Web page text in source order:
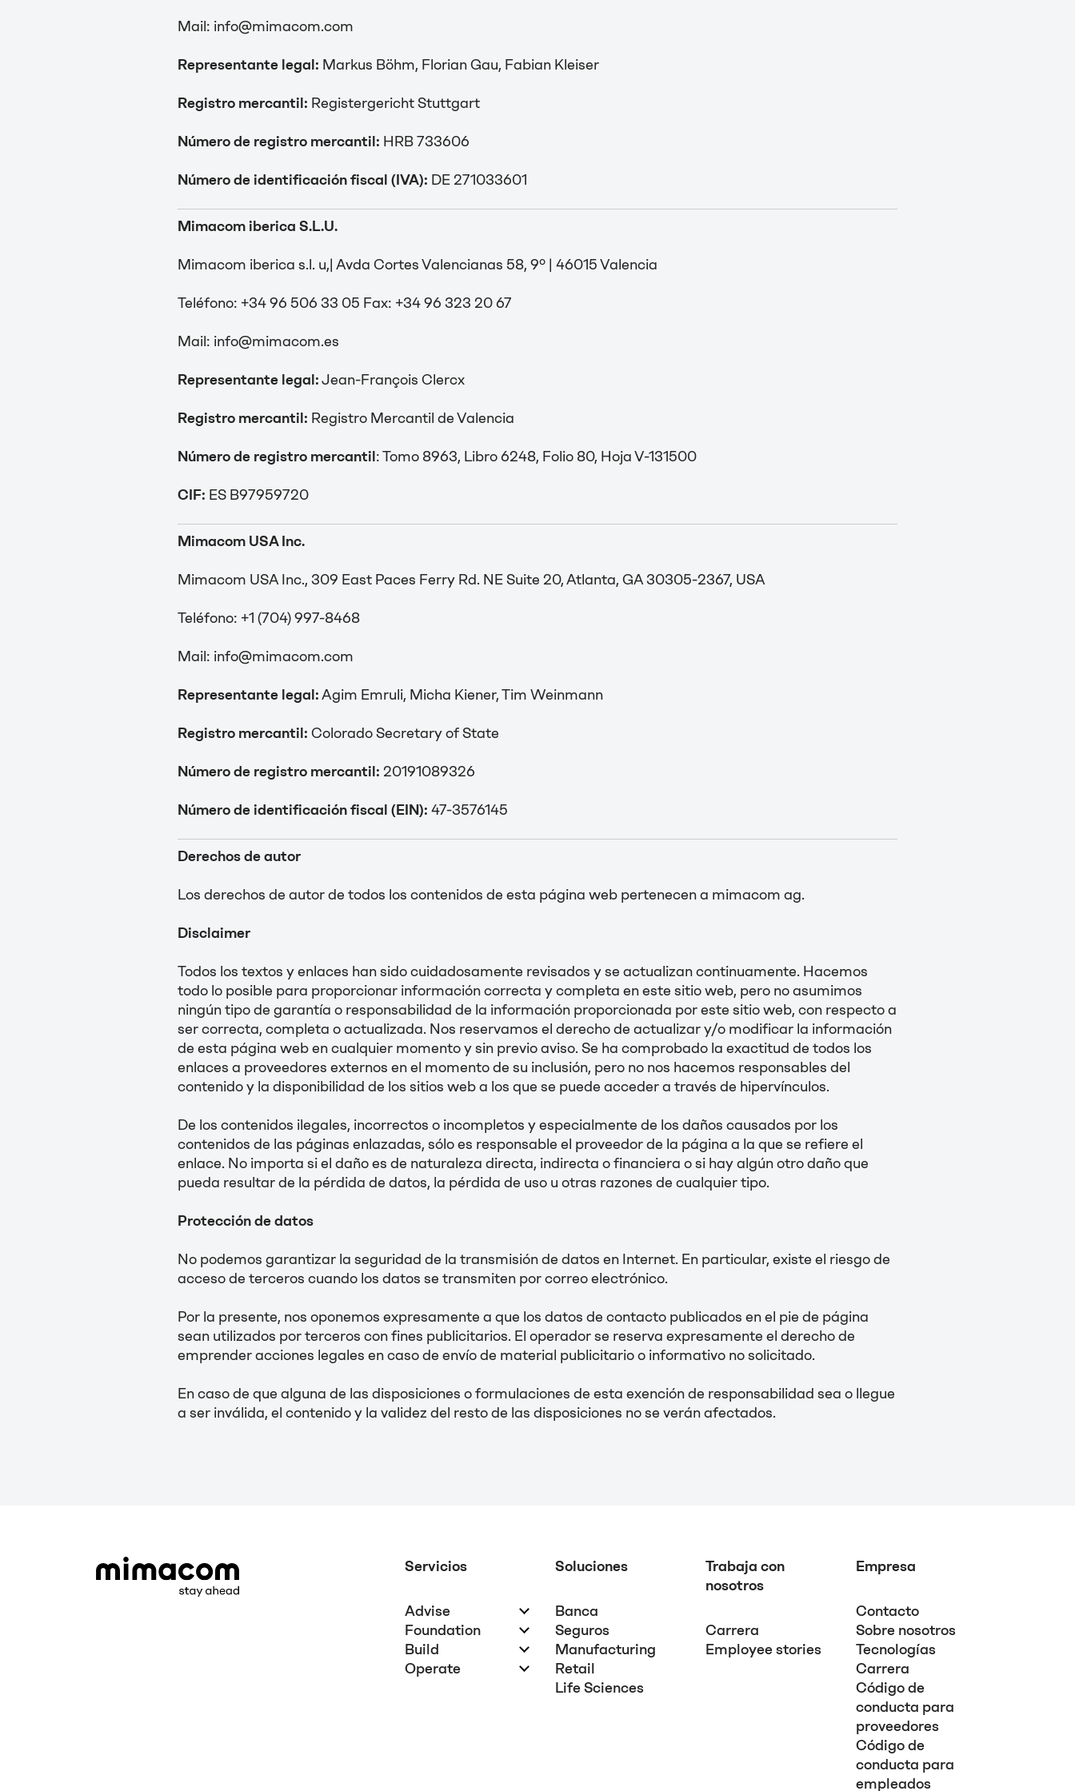
Mail: info@mimacom.com
Representante legal: Markus Böhm, Florian Gau, Fabian Kleiser
Registro mercantil: Registergericht Stuttgart
Número de registro mercantil: HRB 733606
Número de identificación fiscal (IVA): DE 271033601
Mimacom iberica S.L.U.
Mimacom iberica s.l. u,| Avda Cortes Valencianas 58, 9º | 46015 Valencia
Teléfono: +34 96 506 33 05 Fax: +34 96 323 20 67
Mail: info@mimacom.es
Representante legal:Jean-François Clercx
Registro mercantil: Registro Mercantil de Valencia
Número de registro mercantil: Tomo 8963, Libro 6248, Folio 80, Hoja V-131500
CIF: ES B97959720
Mimacom USA Inc.
Mimacom USA Inc., 309 East Paces Ferry Rd. NE Suite 20, Atlanta, GA 30305-2367, USA
Teléfono: +1 (704) 997-8468
Mail: info@mimacom.com
Representante legal:Agim Emruli, Micha Kiener, Tim Weinmann
Registro mercantil: Colorado Secretary of State
Número de registro mercantil: 20191089326
Número de identificación fiscal (EIN): 47-3576145
Derechos de autor
Los derechos de autor de todos los contenidos de esta página web pertenecen a mimacom ag.
Disclaimer
Todos los textos y enlaces han sido cuidadosamente revisados y se actualizan continuamente. Hacemos
todo lo posible para proporcionar información correcta y completa en este sitio web, pero no asumimos
ningún tipo de garantía o responsabilidad de la información proporcionada por este sitio web, con respecto a
ser correcta, completa o actualizada. Nos reservamos el derecho de actualizar y/o modificar la información
de esta página web en cualquier momento y sin previo aviso. Se ha comprobado la exactitud de todos los
enlaces a proveedores externos en el momento de su inclusión, pero no nos hacemos responsables del
contenido y la disponibilidad de los sitios web a los que se puede acceder a través de hipervínculos.
De los contenidos ilegales, incorrectos o incompletos y especialmente de los daños causados por los
contenidos de las páginas enlazadas, sólo es responsable el proveedor de la página a la que se refiere el
enlace. No importa si el daño es de naturaleza directa, indirecta o financiera o si hay algún otro daño que
pueda resultar de la pérdida de datos, la pérdida de uso u otras razones de cualquier tipo.
Protección de datos
No podemos garantizar la seguridad de la transmisión de datos en Internet. En particular, existe el riesgo de
acceso de terceros cuando los datos se transmiten por correo electrónico.
Por la presente, nos oponemos expresamente a que los datos de contacto publicados en el pie de página
sean utilizados por terceros con fines publicitarios. El operador se reserva expresamente el derecho de
emprender acciones legales en caso de envío de material publicitario o informativo no solicitado.
En caso de que alguna de las disposiciones o formulaciones de esta exención de responsabilidad sea o llegue
a ser inválida, el contenido y la validez del resto de las disposiciones no se verán afectados.
Servicios
Advise
Foundation
Build
Operate
Soluciones
Banca
Seguros
Manufacturing
Retail
Life Sciences
Trabaja con
nosotros
Carrera
Employee stories
Empresa
Contacto
Sobre nosotros
Tecnologías
Carrera
Código de
conducta para
proveedores
Código de
conducta para
empleados